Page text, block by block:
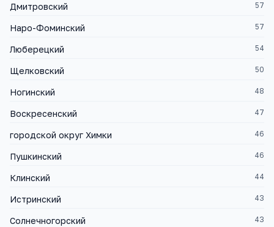
Дмитровский 57
Наро-Фоминский 57
Люберецкий 54
Щелковский 50
Ногинский 48
Воскресенский 47
городской округ Химки 46
Пушкинский 46
Клинский 44
Истринский 43
Солнечногорский 43